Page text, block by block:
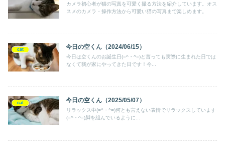
カメラ初心者が猫の写真を可愛く撮る方法を紹介しています。オス
スメのカメラ・操作方法から可愛い猫の写真まで楽しめます。
cat 今日の空くん（2024/06/15）
今日は空くんのお誕生日(=^・^=)と言っても実際に生まれた日では
なくて我が家にやってきた日です！今...
cat 今日の空くん（2025/05/07）
リラックス中(=^・^=)何とも言えない表情でリラックスしています
(=^・^=)脚を組んでいるように...